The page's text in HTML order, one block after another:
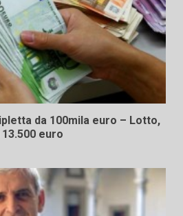
da 100mila euro – Lotto,
euro